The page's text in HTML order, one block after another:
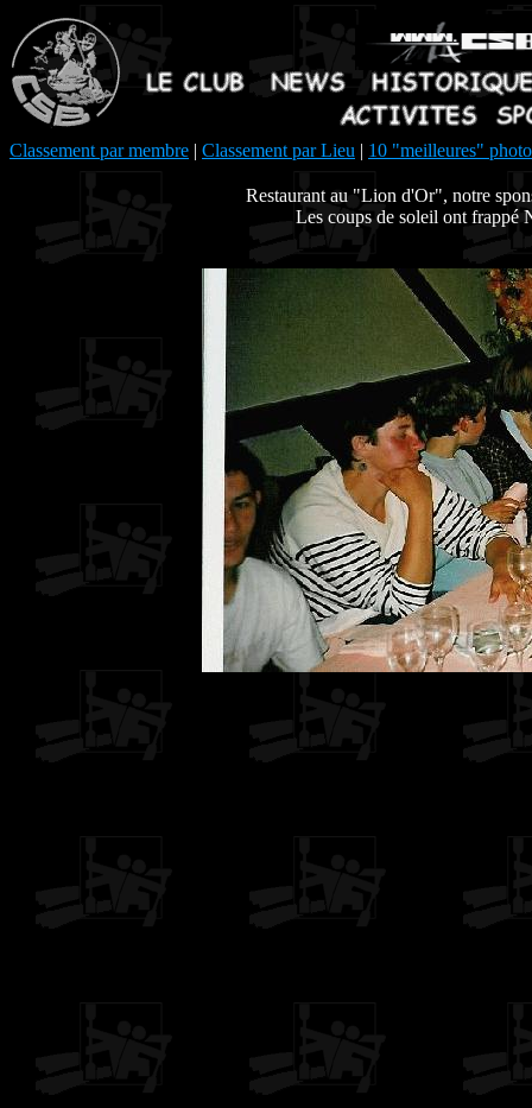
Classement par membre | Classement par Lieu | 10 "meilleures"
Restaurant au "Lion d'Or", notre
Les coups de soleil ont frappé